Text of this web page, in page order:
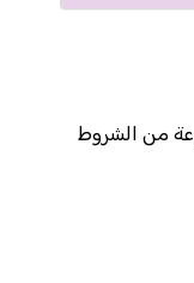
من الشروط